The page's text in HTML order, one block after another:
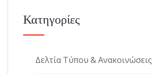
Κατηγορίες
Δελτία Τύπου & Ανακοινώσεις